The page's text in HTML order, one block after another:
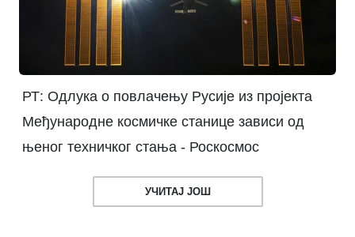
РТ: Одлука о повлачењу Русије из пројекта
Међународне космичке станице зависи од
њеног техничког стања - Роскосмос
УЧИТАЈ ЈОШ